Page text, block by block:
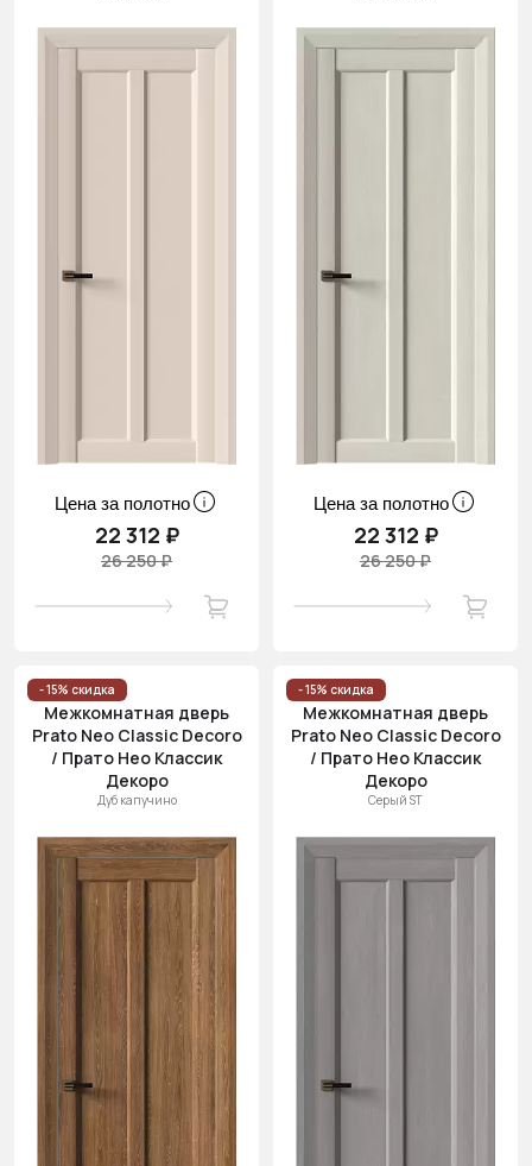
Цена за полотно
22 312 ₽
26 250 ₽
Цена за полотно
22 312 ₽
26 250 ₽
- 15% скидка
Межкомнатная дверь
Prato Neo Classic Decoro
/ Прато Нео Классик
Декоро
Дуб капучино
- 15% скидка
Межкомнатная дверь
Prato Neo Classic Decoro
/ Прато Нео Классик
Декоро
Серый ST